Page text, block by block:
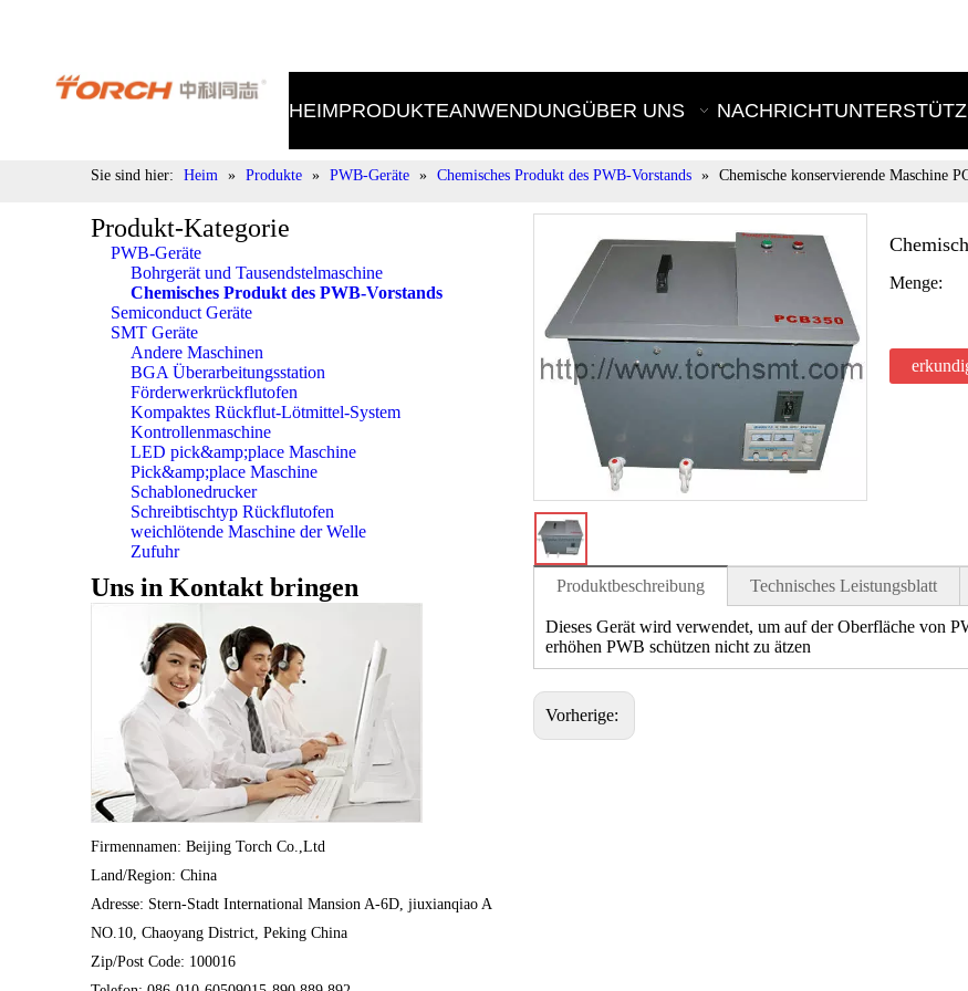
HEIMPRODUKTEANWENDUNGÜBER UNS NACHRICHT
Sie sind hier: Heim » Produkte » PWB-Geräte » Chemisches Produkt des PWB-Vorstands » Chemische konservierende Maschine
Produkt-Kategorie
PWB-Geräte
Bohrgerät und Tausendstelmaschine
Chemisches Produkt des PWB-Vorstands
Semiconduct Geräte
SMT Geräte
Andere Maschinen
BGA Überarbeitungsstation
Förderwerkrückflutofen
Kompaktes Rückflut-Lötmittel-System
Kontrollenmaschine
LED pick&amp;place Maschine
Pick&amp;place Maschine
Schablonedrucker
Schreibtischtyp Rückflutofen
weichlötende Maschine der Welle
Zufuhr
Uns in Kontakt bringen
Firmennamen: Beijing Torch Co.,Ltd
Land/Region: China
Adresse: Stern-Stadt International Mansion A-6D, jiuxianqiao A
NO.10, Chaoyang District, Peking China
Zip/Post Code: 100016
Menge:
Produktbeschreibung Technisches Leistungsblatt
Dieses Gerät wird verwendet, um auf der Oberfläche von
erhöhen PWB schützen nicht zu ätzen
Vorherige: